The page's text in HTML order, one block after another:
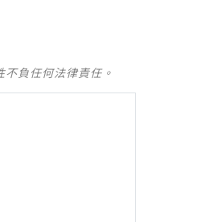
負任何法律責任。